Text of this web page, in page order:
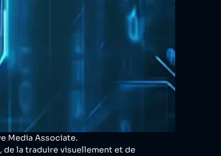
Media Associate.
la traduire visuellement et de